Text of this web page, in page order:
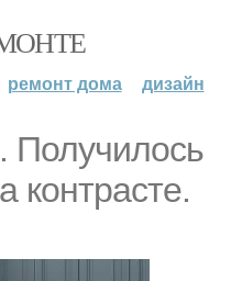
ремонт дома дизайн
Получилось
контрасте.